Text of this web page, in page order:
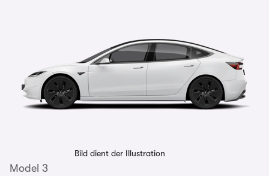
Bild dient der Illustration
Model 3